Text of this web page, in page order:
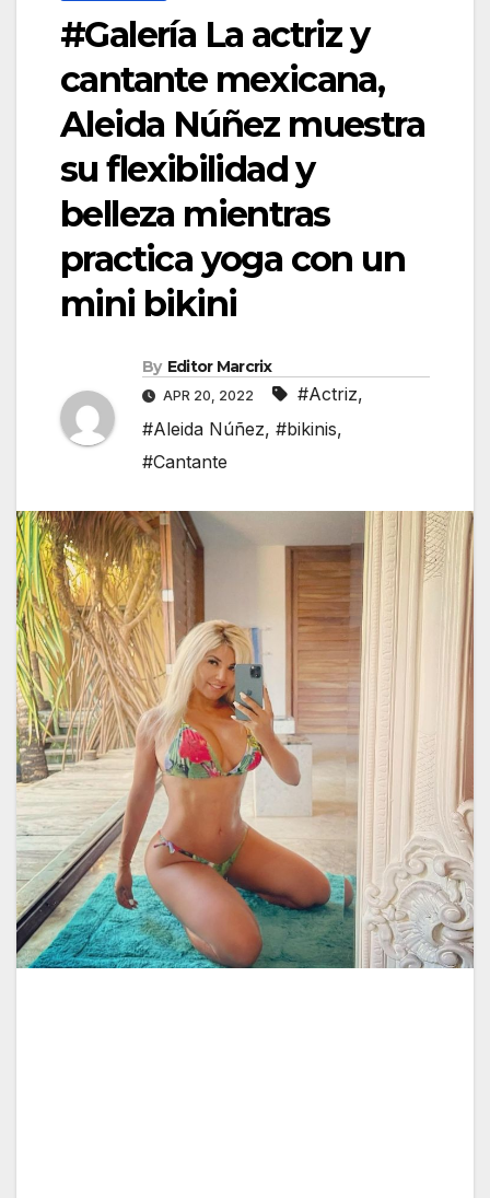
#Galería La actriz y
cantante mexicana,
Aleida Núñez muestra
su flexibilidad y
belleza mientras
practica yoga con un
mini bikini
By Editor Marcrix
APR 20, 2022 #Actriz,
#Aleida Núñez, #bikinis,
#Cantante